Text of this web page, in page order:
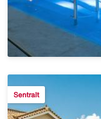
Sentralt